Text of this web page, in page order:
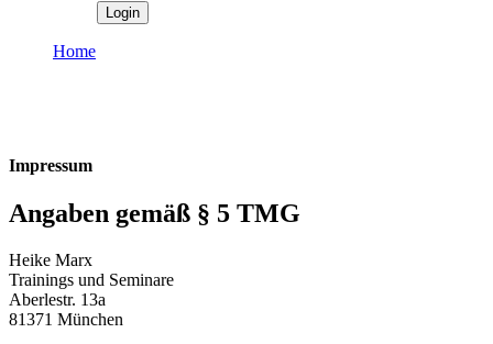
Home
Impressum
Angaben gemäß § 5 TMG
Heike Marx
Trainings und Seminare
Aberlestr. 13a
81371 München